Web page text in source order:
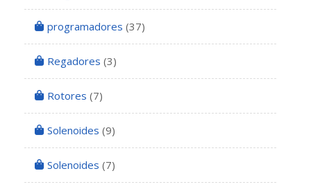
programadores (37)
Regadores (3)
Rotores (7)
Solenoides (9)
Solenoides (7)